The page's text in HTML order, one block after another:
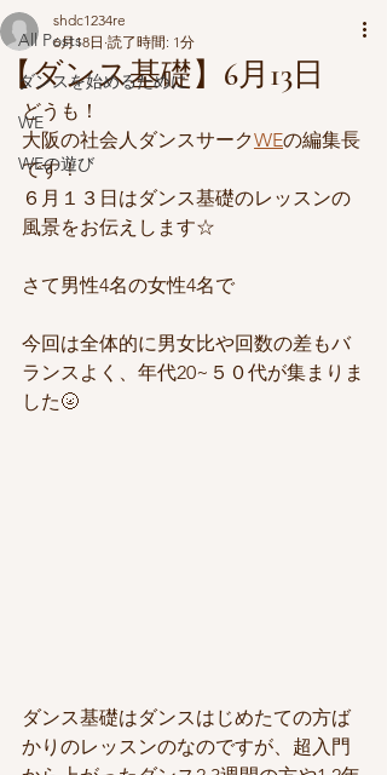
All Posts
ダンスを始めるために
WE
WEの遊び
【ダンス基礎】6月13日
shdc1234re
6月18日 読了時間: 1分
どうも！
大阪の社会人ダンスサークWEの編集長
です！
６月１３日はダンス基礎のレッスンの
風景をお伝えします☆
さて男性4名の女性4名で
今回は全体的に男女比や回数の差もバ
ランスよく、年代20~５０代が集まりま
した🌝
ダンス基礎はダンスはじめたての方ば
かりのレッスンのなのですが、超入門